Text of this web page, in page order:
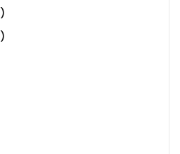
24
products
433